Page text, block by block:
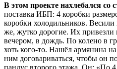
В этом проекте нахлебался со
поставка ИБП: 4 коробки
коробки холодильников.
же, жутко дорогие. Их привезли
вечером, в дождь. По колено в
хоть кого-то. Нашёл армянина
ним договариваться, чтобы он
пандус второго этажа. Он: «По